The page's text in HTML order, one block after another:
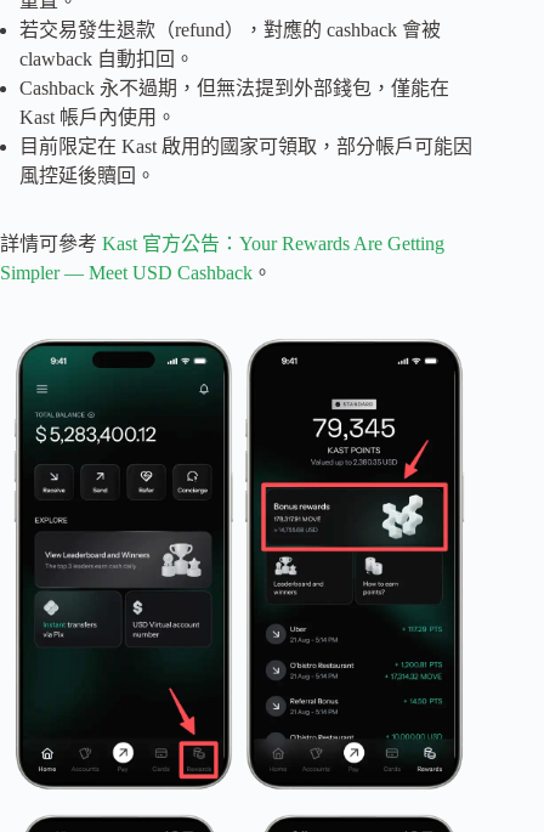
若交易發生退款（refund），對應的 cashback 會被
clawback 自動扣回。
Cashback 永不過期，但無法提到外部錢包，僅能在
Kast 帳戶內使用。
目前限定在 Kast 啟用的國家可領取，部分帳戶可能因
風控延後贖回。
詳情可參考 Kast 官方公告：Your Rewards Are Getting
Simpler — Meet USD Cashback 。